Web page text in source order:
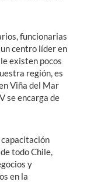
funcionarias
centro líder en
existen pocos
región, es
Viña del Mar
se encarga de
todo Chile,
y
en la